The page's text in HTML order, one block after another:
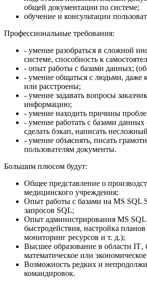
общей документации по системе;
обучение и консультации
Профессиональные требования:
- умение разобраться в сложной
системе, способность к
- опыт работы с базами данных;
- умение общаться с людьми, даже
или расстроены;
- умение задавать вопросы
информацию;
- умение находить причины
- умение работать с базами данных
сделать бэкап, написать
- умение объяснять, писать
пользователям документы.
Большим плюсом будут:
Общее представление о
медицинского учреждения;
Опыт работы с базами на MS SQL
запросов SQL;
Опыт администрирования MS SQL
быстродействия, настройка
мониторинг ресурсов и т. д.);
Высшее образование в области IT‚
математическое или
Возможность редких и
командировок.